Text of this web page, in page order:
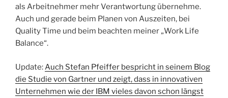
als Arbeitnehmer mehr Verantwortung übernehme.
Auch und gerade beim Planen von Auszeiten, bei
Quality Time und beim beachten meiner „Work Life
Balance“.
Update:Auch Stefan Pfeiffer bespricht in seinem Blog
die Studie von Gartner und zeigt, dass in innovativen
Unternehmen wie der IBM vieles davon schon längst